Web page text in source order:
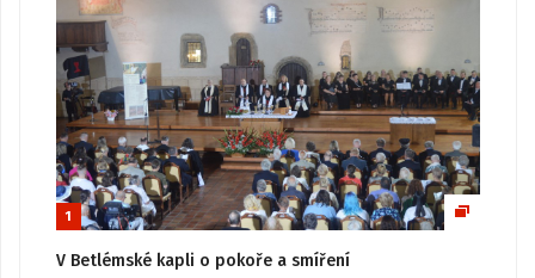
1
V Betlémské kapli o pokoře a smíření